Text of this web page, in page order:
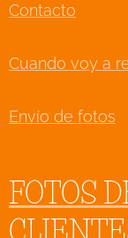
Contacto
Cuando voy a
Envío de fotos
FOTOS